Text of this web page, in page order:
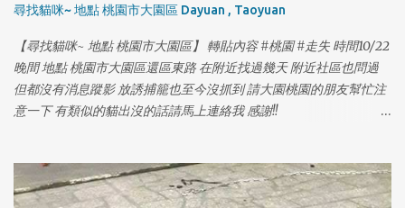
尋找貓咪~ 地點 桃園市大園區 Dayuan , Taoyuan
【尋找貓咪~ 地點 桃園市大園區】 轉貼內容 #桃園 #走失 時間10/22
晚間 地點 桃園市大園區還區東路 在附近找過幾天 附近社區也問過
但都沒有消息蹤影 放誘捕籠也至今沒抓到 請大園桃園的朋友幫忙注
意一下 有類似的貓出沒的話請馬上連絡我 感謝!!